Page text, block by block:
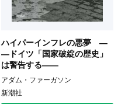
ハイパーインフレの悪夢 ―
―ドイツ「国家破綻の歴史」
は警告する――
アダム・ファーガソン
新潮社